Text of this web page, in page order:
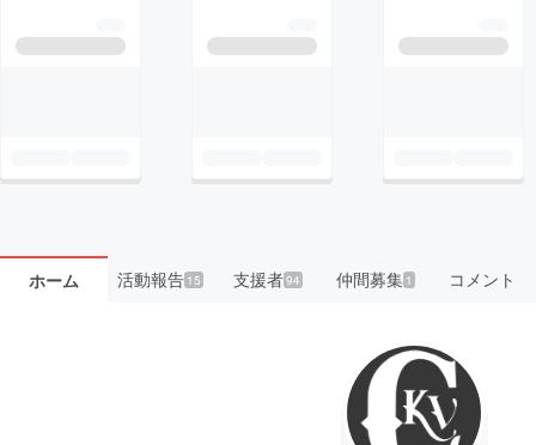
ホーム 活動報告15 支援者94 仲間募集 1 コメント